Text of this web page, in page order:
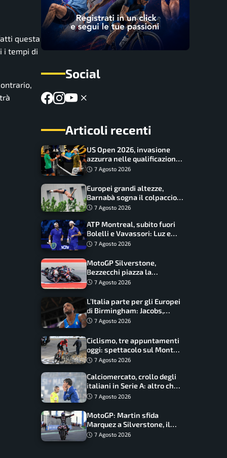
questa
i tempi di
Social
Articoli recenti
US Open 2026, invasione
azzurra nelle qualificazioni:
17 italiani a caccia del main
7 Agosto 2026
Europei grandi altezze,
Barnabà sogna il colpaccio:
è leader a metà gara, Baraldi
7 Agosto 2026
ATP Montreal, subito fuori
Bolelli e Vavassori: Luz e
Matos fermano gli azzurri
7 Agosto 2026
MotoGP Silverstone,
Bezzecchi piazza la
zampata: Aprilia domina,
7 Agosto 2026
L’Italia parte per gli Europei
di Birmingham: Jacobs,
Tamberi e Battocletti
record
7 Agosto 2026
Ciclismo, tre appuntamenti
oggi: spettacolo sul Mont
Ventoux, orari e come
7 Agosto 2026
Calciomercato, crollo degli
italiani in Serie A: altro che
svolta dopo il Mondiale
7 Agosto 2026
MotoGP: Martin sfida
Marquez a Silverstone, il
programma e gli orari
7 Agosto 2026